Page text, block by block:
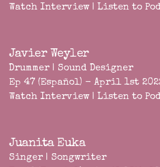
Watch Interview | Listen to
Javier Weyler
Drummer | Sound Designer
Ep 47 (Español) - April 1st
Watch Interview | Listen to
Juanita Euka
Singer | Songwriter